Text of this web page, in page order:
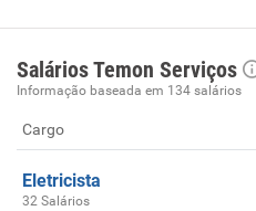
Salários Temon Serviços
Informação baseada em 134 salários
Cargo
Eletricista
32 Salários